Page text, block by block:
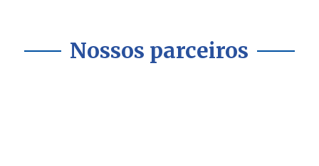
Nossos parceiros